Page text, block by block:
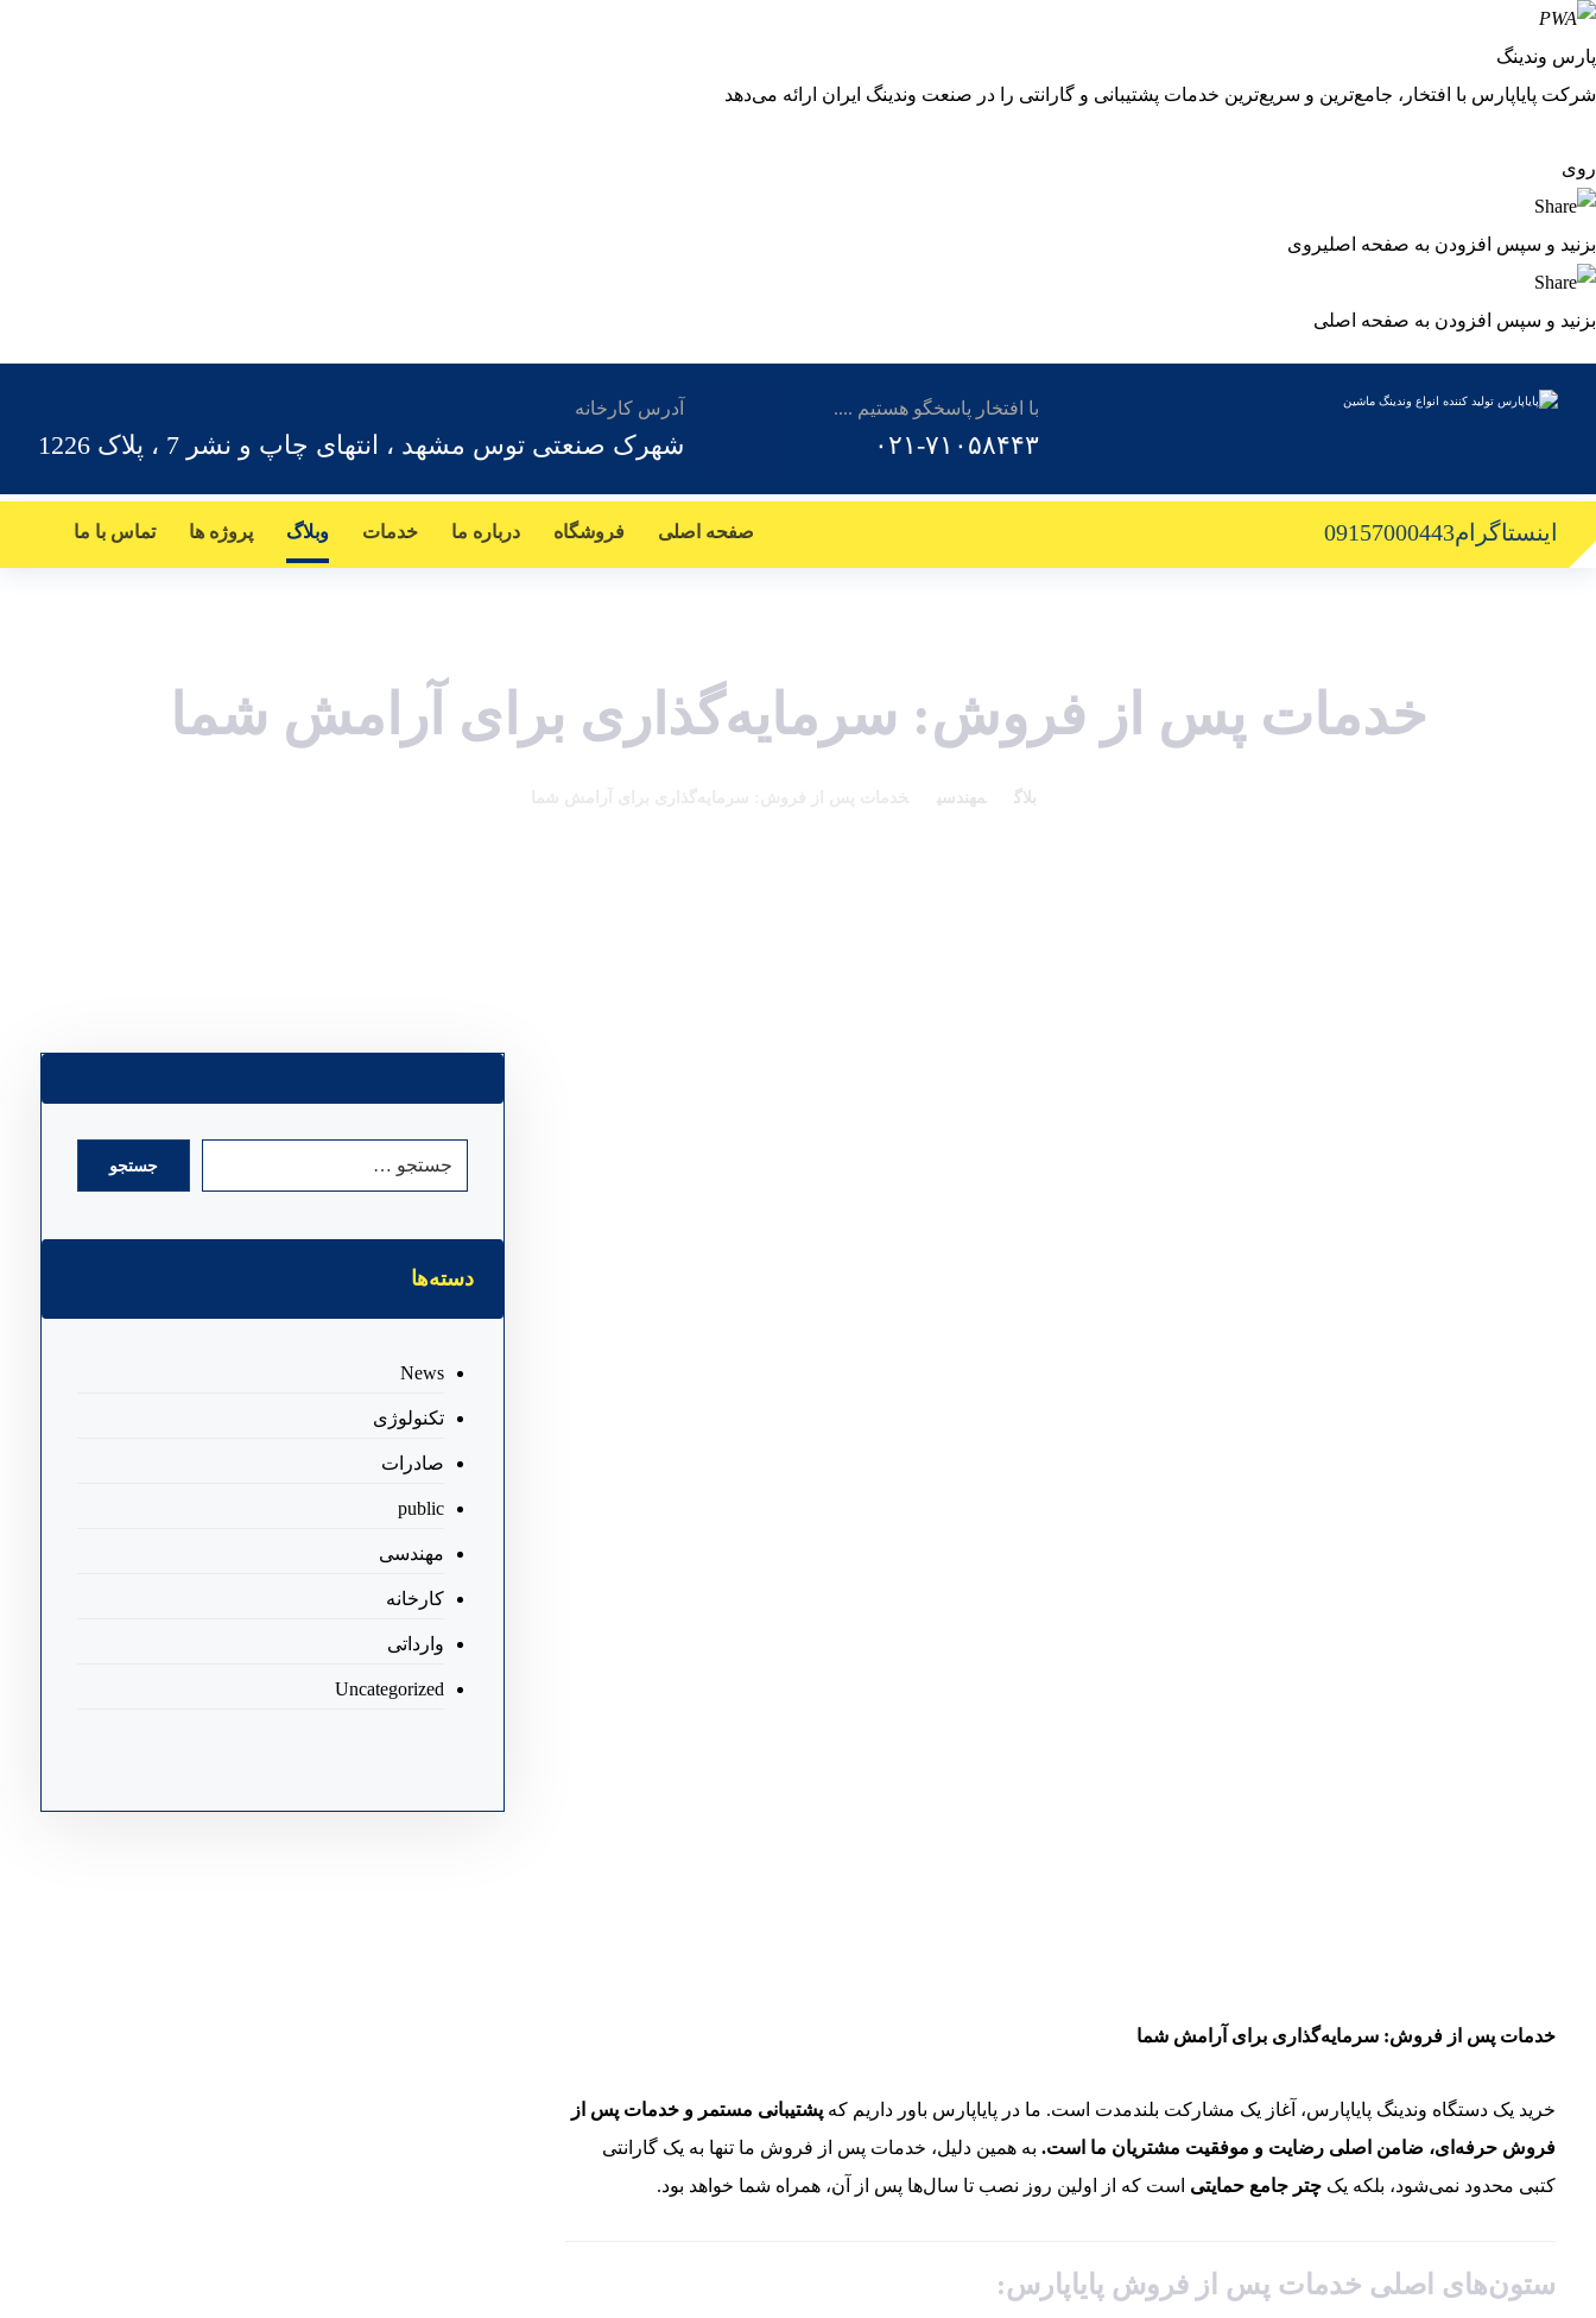
پارس وندینگ
شرکت پایاپارس با افتخار، جامع‌ترین و سریع‌ترین خدمات پشتیبانی و گارانتی را در صنعت وندینگ ایران ارائه می‌دهد
روی
بزنید و سپس افزودن به صفحه اصلیروی
بزنید و سپس افزودن به صفحه اصلی
آدرس کارخانه
شهرک صنعتی توس مشهد ، انتهای چاپ و نشر 7 ، پلاک 1226
با افتخار پاسخگو هستیم ....
۰۲۱-۷۱۰۵۸۴۴۳
اینستاگرام09157000443 صفحه اصلی فروشگاه درباره ما خدمات وبلاگ پروژه ها تماس با ما
خدمات پس از فروش: سرمایه‌گذاری برای آرامش شما
بلاگ مهندسی
خدمات پس از فروش: سرمایه‌گذاری برای آرامش شما
خرید یک دستگاه وندینگ پایاپارس، آغاز یک مشارکت بلندمدت است. ما در پایاپارس باور داریم که پشتیبانی مستمر و خدمات پس از
فروش حرفه‌ای، ضامن اصلی رضایت و موفقیت مشتریان ما است.به همین دلیل، خدمات پس از فروش ما تنها به یک گارانتی
کتبی محدود نمی‌شود، بلکه یک چتر جامع حمایتی است که از اولین روز نصب تا سال‌ها پس از آن، همراه شما خواهد بود.
ستون‌های اصلی خدمات پس از فروش پایاپارس:
جستجو
دسته‌ها
News
تکنولوژی
صادرات
public
مهندسی
کارخانه
وارداتی
Uncategorized